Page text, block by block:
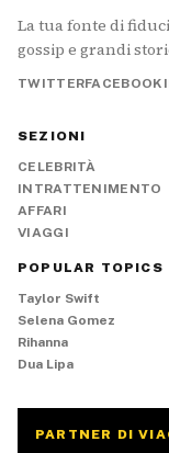
La tua fonte di
gossip e grandi
TWITTERFACEBOOK
SEZIONI
CELEBRITÀ
INTRATTENIMENTO
AFFARI
VIAGGI
POPULAR TOPICS
Taylor Swift
Selena Gomez
Rihanna
Dua Lipa
PARTNER DI